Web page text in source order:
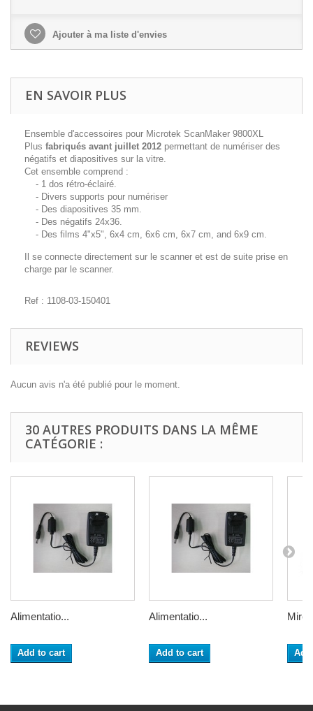
Ajouter à ma liste d'envies
EN SAVOIR PLUS
Ensemble d'accessoires pour Microtek ScanMaker 9800XL
Plus fabriqués avant juillet 2012 permettant de numériser des
négatifs et diapositives sur la vitre.
Cet ensemble comprend :
- 1 dos rétro-éclairé.
- Divers supports pour numériser
- Des diapositives 35 mm.
- Des négatifs 24x36.
- Des films 4"x5", 6x4 cm, 6x6 cm, 6x7 cm, and 6x9 cm.
Il se connecte directement sur le scanner et est de suite prise en
charge par le scanner.
Ref : 1108-03-150401
REVIEWS
Aucun avis n'a été publié pour le moment.
30 AUTRES PRODUITS DANS LA MÊME
CATÉGORIE :
Alimentatio...
Add to cart
Alimentatio...
Add to cart
Mire